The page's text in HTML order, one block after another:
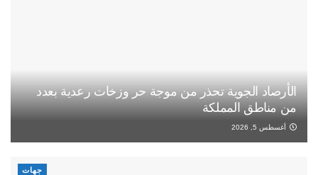
الأرصاد الجوية تحذر من موجة حر وزخات رعدية بعدد
من مناطق المملكة
أغسطس 5, 2026
جهات